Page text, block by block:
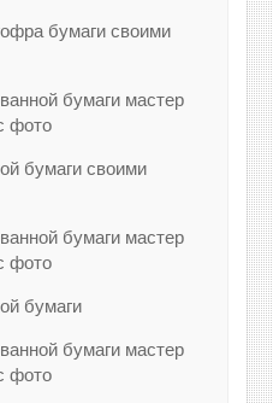
бумаги своими
бумаги своими
бумаги